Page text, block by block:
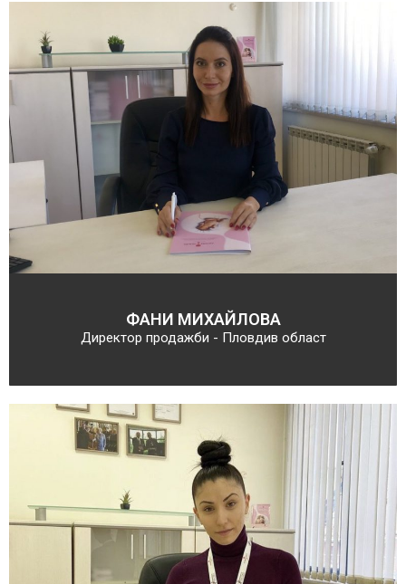
ФАНИ МИХАЙЛОВА
Директор продажби - Пловдив област